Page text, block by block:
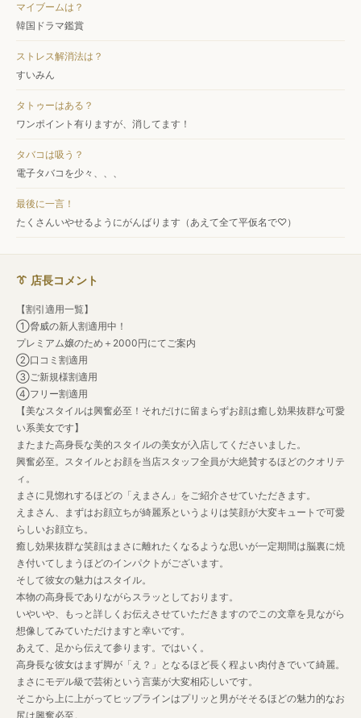
マイブームは？
韓国ドラマ鑑賞
ストレス解消法は？
すいみん
タトゥーはある？
ワンポイント有りますが、消してます！
タバコは吸う？
電子タバコを少々、、、
最後に一言！
たくさんいやせるようにがんばります（あえて全て平仮名で♡）
👔 店長コメント
【割引適用一覧】
①脅威の新人割適用中！
プレミアム嬢のため＋2000円にてご案内
②口コミ割適用
③ご新規様割適用
④フリー割適用
【美なスタイルは興奮必至！それだけに留まらずお顔は癒し効果抜群な可愛
い系美女です】
またまた高身長な美的スタイルの美女が入店してくださいました。
興奮必至。スタイルとお顔を当店スタッフ全員が大絶賛するほどのクオリテ
ィ。
まさに見惚れするほどの「えまさん」をご紹介させていただきます。
えまさん、まずはお顔立ちが綺麗系というよりは笑顔が大変キュートで可愛
らしいお顔立ち。
癒し効果抜群な笑顔はまさに離れたくなるような思いが一定期間は脳裏に焼
き付いてしまうほどのインパクトがございます。
そして彼女の魅力はスタイル。
本物の高身長でありながらスラッとしております。
いやいや、もっと詳しくお伝えさせていただきますのでこの文章を見ながら
想像してみていただけますと幸いです。
あえて、足から伝えて参ります。ではいく。
高身長な彼女はまず脚が「え？」となるほど長く程よい肉付きでいて綺麗。
まさにモデル級で芸術という言葉が大変相応しいです。
そこから上に上がってヒップラインはプリッと男がそそるほどの魅力的なお
尻は興奮必至。